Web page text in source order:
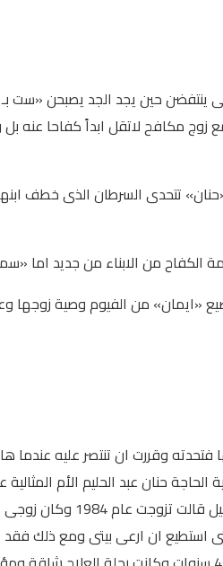
لاتقل ابداً كفاحا عنه بل
تتحدى السرطان الذى خطف ابنها
الكفاح من الابناء من جديد
«ايمان» من الفيوم وصية
وقررت ان تنتصر عليه عندما
حنان عبد الحليم الأم
المطرية وقضينا معها
استطيع ان ارعى بيتى ومع ذلك